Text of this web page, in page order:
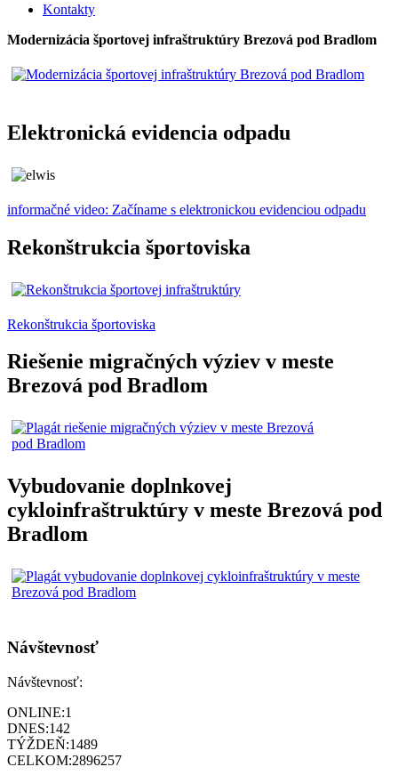
Kontakty
Modernizácia športovej infraštruktúry Brezová pod Bradlom
Elektronická evidencia odpadu
informačné video: Začíname s elektronickou evidenciou odpadu
Rekonštrukcia športoviska
Rekonštrukcia športoviska
Riešenie migračných výziev v meste
Brezová pod Bradlom
Vybudovanie doplnkovej
cykloinfraštruktúry v meste Brezová pod
Bradlom
Návštevnosť
Návštevnosť:
ONLINE:1
DNES:142
TÝŽDEŇ:1489
CELKOM:2896257